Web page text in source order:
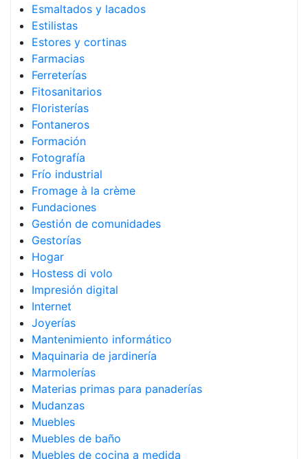
Esmaltados y lacados
Estilistas
Estores y cortinas
Farmacias
Ferreterías
Fitosanitarios
Floristerías
Fontaneros
Formación
Fotografía
Frío industrial
Fromage à la crème
Fundaciones
Gestión de comunidades
Gestorías
Hogar
Hostess di volo
Impresión digital
Internet
Joyerías
Mantenimiento informático
Maquinaria de jardinería
Marmolerías
Materias primas para panaderías
Mudanzas
Muebles
Muebles de baño
Muebles de cocina a medida